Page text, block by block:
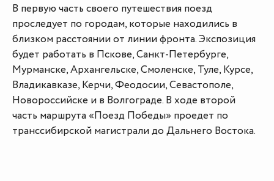
В первую часть своего путешествия поезд
проследует по городам, которые находились в
близком расстоянии от линии фронта. Экспозиция
будет работать в Пскове, Санкт-Петербурге,
Мурманске, Архангельске, Смоленске, Туле, Курсе,
Владикавказе, Керчи, Феодосии, Севастополе,
Новороссийске и в Волгограде. В ходе второй
часть маршрута «Поезд Победы» проедет по
транссибирской магистрали до Дальнего Востока.